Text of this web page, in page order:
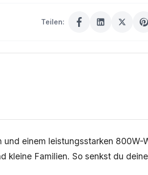
Teilen:
einem leistungsstarken
Familien. So senkst du